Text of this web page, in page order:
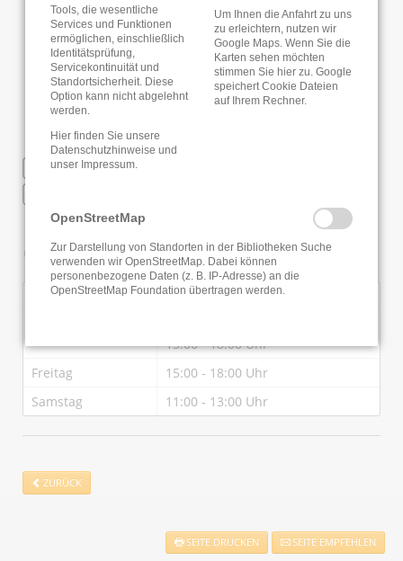
KATALOG ONLEIHE
WLAN
Öffnungszeiten
Montag 15:00 - 18:00 Uhr
15:00 - 18:00 Uhr
Freitag
15:00 - 18:00 Uhr
Samstag
11:00 - 13:00 Uhr
ZURÜCK
SEITE DRUCKEN SEITE EMPFEHLEN
Tools, die wesentliche
Services und Funktionen
ermöglichen, einschließlich
Identitätsprüfung,
Servicekontinuität und
Standortsicherheit. Diese
Option kann nicht abgelehnt
werden.
Hier finden Sie unsere
Datenschutzhinweise und
unser Impressum.
Um Ihnen die Anfahrt zu uns
zu erleichtern, nutzen wir
Google Maps. Wenn Sie die
Karten sehen möchten
stimmen Sie hier zu. Google
speichert Cookie Dateien
auf Ihrem Rechner.
OpenStreetMap
Zur Darstellung von Standorten in der Bibliotheken Suche
verwenden wir OpenStreetMap. Dabei können
personenbezogene Daten (z. B. IP-Adresse) an die
OpenStreetMap Foundation übertragen werden.